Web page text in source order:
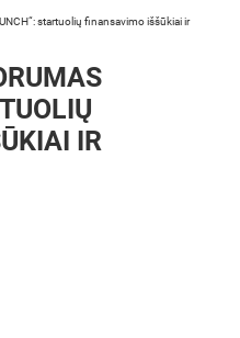
startuolių finansavimo iššūkiai ir
IR